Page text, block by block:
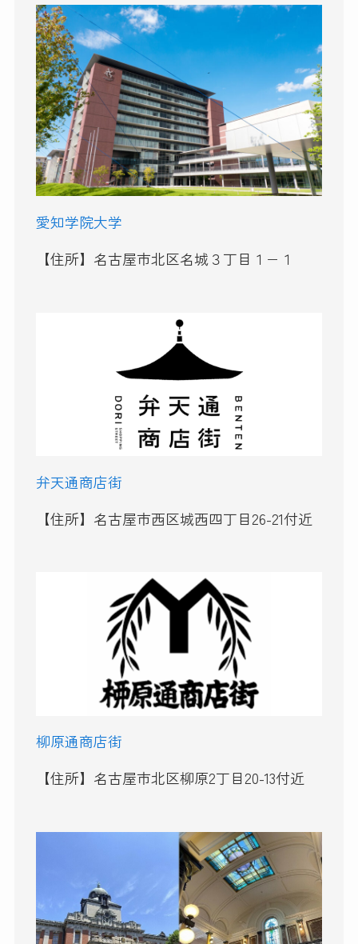
愛知学院大学
【住所】名古屋市北区名城３丁目１−１
弁天通商店街
【住所】名古屋市西区城西四丁目26-21付近
柳原通商店街
【住所】名古屋市北区柳原2丁目20-13付近